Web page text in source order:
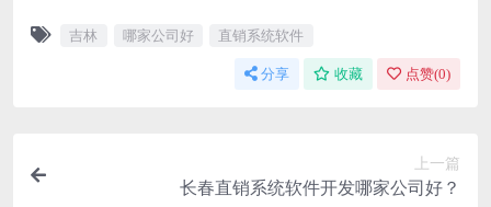
吉林 哪家公司好 直销系统软件
分享 收藏 点赞(0)
上一篇
长春直销系统软件开发哪家公司好？